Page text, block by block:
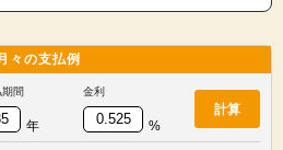
々の支払例
間
年
金利
%
計算